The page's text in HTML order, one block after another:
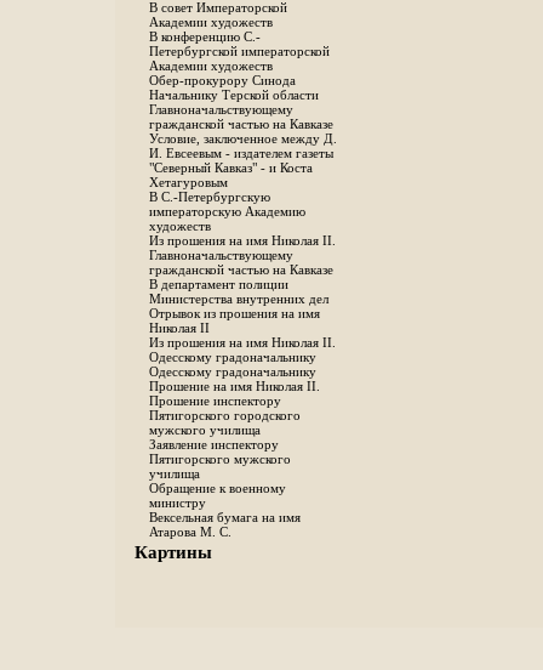
В совет Императорской
Академии художеств
В конференцию С.-
Петербургской императорской
Академии художеств
Обер-прокурору Синода
Начальнику Терской области
Главноначальствующему
гражданской частью на Кавказе
Условие, заключенное между Д.
И. Евсеевым - издателем газеты
"Северный Кавказ" - и Коста
Хетагуровым
В С.-Петербургскую
императорскую Академию
художеств
Из прошения на имя Николая II.
Главноначальствующему
гражданской частью на Кавказе
В департамент полиции
Министерства внутренних дел
Отрывок из прошения на имя
Николая II
Из прошения на имя Николая II.
Одесскому градоначальнику
Одесскому градоначальнику
Прошение на имя Николая II.
Прошение инспектору
Пятигорского городского
мужского училища
Заявление инспектору
Пятигорского мужского
училища
Обращение к военному
министру
Вексельная бумага на имя
Атарова М. С.
Картины